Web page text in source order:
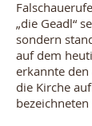
„die Geadl“
sondern
auf dem
erkannte
die Kirche
bezeichneten